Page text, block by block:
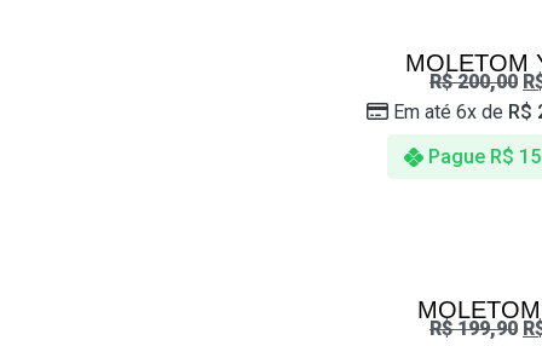
MOLETOM
R$200,00
Pague R$
Em até 6x de R$
R$199,90